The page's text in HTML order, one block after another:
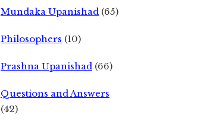
Mundaka Upanishad (65)
Philosophers (10)
Prashna Upanishad (66)
Questions and Answers
(42)